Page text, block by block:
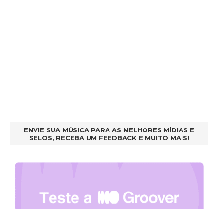
ENVIE SUA MÚSICA PARA AS MELHORES MÍDIAS E
SELOS, RECEBA UM FEEDBACK E MUITO MAIS!